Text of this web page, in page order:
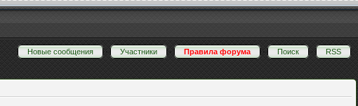
Новые сообщения · Участники · Правила форума · Поиск · RSS